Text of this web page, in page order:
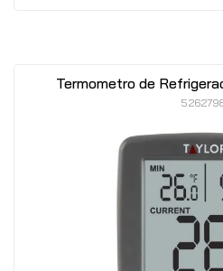
Termometro de